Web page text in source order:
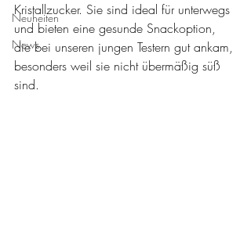
Neuheiten
News
Kristallzucker. Sie sind ideal für unterwegs
und bieten eine gesunde Snackoption,
die bei unseren jungen Testern gut ankam,
besonders weil sie nicht übermäßig süß
sind.